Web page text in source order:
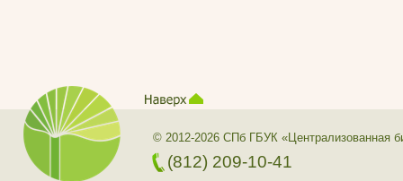
© 2012-2026 СПб ГБУК «Централизованная
(812) 209-10-41